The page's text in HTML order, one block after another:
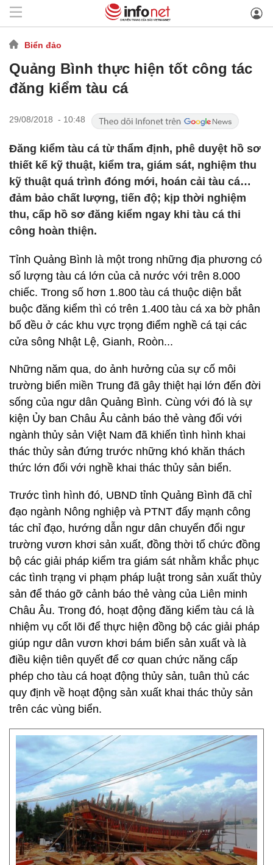
Biển đảo
Quảng Bình thực hiện tốt công tác
đăng kiểm tàu cá
29/08/2018 - 10:48
Đăng kiểm tàu cá từ thẩm định, phê duyệt hồ sơ
thiết kế kỹ thuật, kiểm tra, giám sát, nghiệm thu
kỹ thuật quá trình đóng mới, hoán cải tàu cá…
đảm bảo chất lượng, tiến độ; kịp thời nghiệm
thu, cấp hồ sơ đăng kiểm ngay khi tàu cá thi
công hoàn thiện.
Tỉnh Quảng Bình là một trong những địa phương có
số lượng tàu cá lớn của cả nước với trên 8.000
chiếc. Trong số hơn 1.800 tàu cá thuộc diện bắt
buộc đăng kiểm thì có trên 1.400 tàu cá xa bờ phân
bố đều ở các khu vực trọng điểm nghề cá tại các
cửa sông Nhật Lệ, Gianh, Roòn...
Những năm qua, do ảnh hưởng của sự cố môi
trường biển miền Trung đã gây thiệt hại lớn đến đời
sống của ngư dân Quảng Bình. Cùng với đó là sự
kiện Ủy ban Châu Âu cảnh báo thẻ vàng đối với
ngành thủy sản Việt Nam đã khiến tình hình khai
thác thủy sản đứng trước những khó khăn thách
thức lớn đối với nghề khai thác thủy sản biển.
Trước tình hình đó, UBND tỉnh Quảng Bình đã chỉ
đạo ngành Nông nghiệp và PTNT đẩy mạnh công
tác chỉ đạo, hướng dẫn ngư dân chuyển đổi ngư
trường vươn khơi sản xuất, đồng thời tổ chức đồng
bộ các giải pháp kiểm tra giám sát nhằm khắc phục
các tình trạng vi phạm pháp luật trong sản xuất thủy
sản để tháo gỡ cảnh báo thẻ vàng của Liên minh
Châu Âu. Trong đó, hoạt động đăng kiểm tàu cá là
nhiệm vụ cốt lõi để thực hiện đồng bộ các giải pháp
giúp ngư dân vươn khơi bám biển sản xuất và là
điều kiện tiên quyết để cơ quan chức năng cấp
phép cho tàu cá hoạt động thủy sản, tuân thủ các
quy định về hoạt động sản xuất khai thác thủy sản
trên các vùng biển.